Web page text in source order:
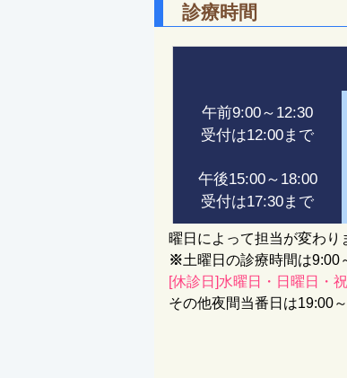
診療時間
午前9:00～12:30
受付は12:00まで
午後15:00～18:00
受付は17:30まで
曜日によって担当が変わり
※土曜日の診療時間は9:00
[休診日]水曜日・日曜日・
その他夜間当番日は19:00